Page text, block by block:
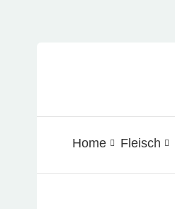
Home Fleisch